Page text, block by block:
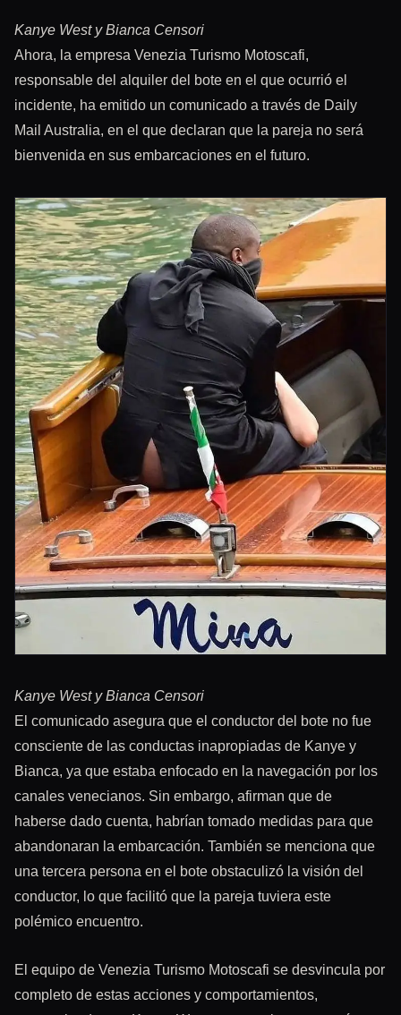
Kanye West y Bianca Censori
Ahora, la empresa Venezia Turismo Motoscafi,
responsable del alquiler del bote en el que ocurrió el
incidente, ha emitido un comunicado a través de Daily
Mail Australia, en el que declaran que la pareja no será
bienvenida en sus embarcaciones en el futuro.
Kanye West y Bianca Censori
El comunicado asegura que el conductor del bote no fue
consciente de las conductas inapropiadas de Kanye y
Bianca, ya que estaba enfocado en la navegación por los
canales venecianos. Sin embargo, afirman que de
haberse dado cuenta, habrían tomado medidas para que
abandonaran la embarcación. También se menciona que
una tercera persona en el bote obstaculizó la visión del
conductor, lo que facilitó que la pareja tuviera este
polémico encuentro.
El equipo de Venezia Turismo Motoscafi se desvincula por
completo de estas acciones y comportamientos,